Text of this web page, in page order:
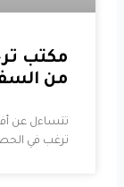
مكتب
من
تتساءل عن
ترغب في